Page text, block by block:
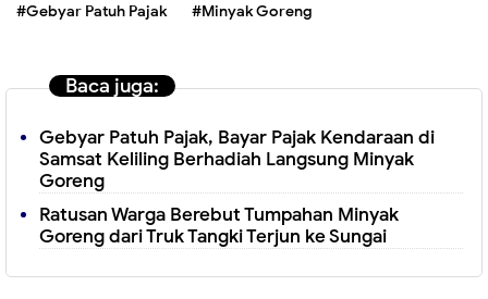
#Gebyar Patuh Pajak
#Minyak Goreng
Baca juga:
Gebyar Patuh Pajak, Bayar Pajak Kendaraan di
Samsat Keliling Berhadiah Langsung Minyak
Goreng
Ratusan Warga Berebut Tumpahan Minyak
Goreng dari Truk Tangki Terjun ke Sungai